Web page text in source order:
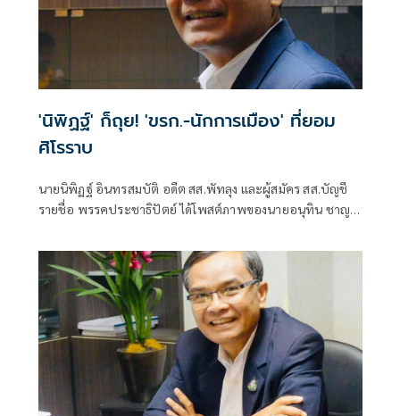
'นิพิฏฐ์' ก็ถุย! 'ขรก.-นักการเมือง' ที่ยอม
ศิโรราบ
นายนิพิฏฐ์ อินทรสมบัติ อดีต สส.พัทลุง และผู้สมัคร สส.บัญชี
รายชื่อ พรรคประชาธิปัตย์ ได้โพสต์ภาพของนายอนุทิน ชาญ